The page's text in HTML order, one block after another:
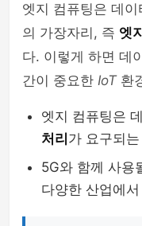
엣지 컴퓨팅은 데
의 가장자리, 즉 엣
다. 이렇게 하면 데
간이 중요한 IoT환
엣지 컴퓨팅은
처리 가 요구되
5G와 함께 사용
다양한 산업에